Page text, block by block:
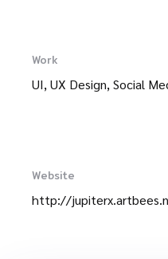
Work
UI, UX Design, Social
Website
http://